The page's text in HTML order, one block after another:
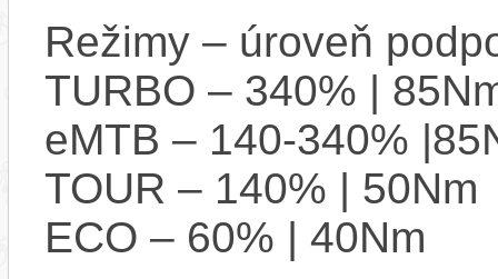
Režimy – úroveň
TURBO – 340% |
eMTB – 140-340%
TOUR – 140% | 50Nm
ECO – 60% | 40Nm